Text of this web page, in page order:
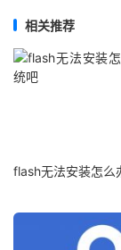
相关推荐
flash无法安装怎么